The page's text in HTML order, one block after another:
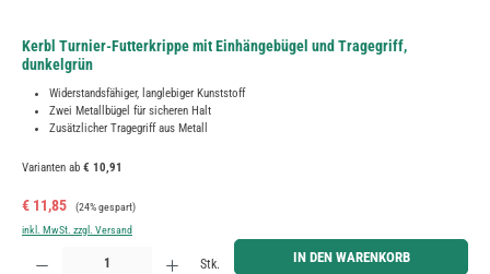
Kerbl Turnier-Futterkrippe mit Einhängebügel und Tragegriff,
dunkelgrün
Widerstandsfähiger, langlebiger Kunststoff
Zwei Metallbügel für sicheren Halt
Zusätzlicher Tragegriff aus Metall
Varianten ab € 10,91
Verkaufspreis:
€ 11,85 Regulärer Preis:
(24% gespart)
inkl. MwSt. zzgl. Versand
Produkt Anzahl: Gib den gewünschten Wert ein oder benutze die Schaltflächen um die Anzahl zu
Stk. IN DEN WARENKORB